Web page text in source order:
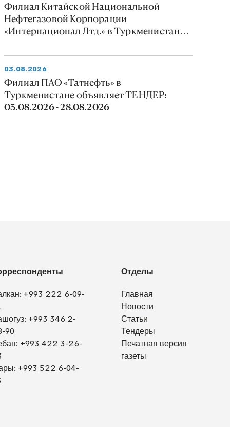
Филиал Китайской Национальной
Нефтегазовой Корпорации
«Интернационал Лтд.» в Туркменистане
09.08.2026
03.08.2026
Филиал ПАО «Татнефть» в
Туркменистане объявляет ТЕНДЕР:
03.08.2026 - 28.08.2026
+993 222 6-09-
+993 346 2-
90
+993 422 3-26-
+993 522 6-04-
Отделы
Главная
Новости
Статьи
Тендеры
Печатная версия
газеты